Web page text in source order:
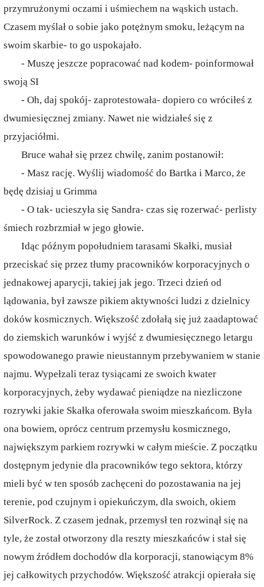
przymrużonymi oczami i uśmiechem na wąskich ustach.
Czasem myślał o sobie jako potężnym smoku, leżącym na
swoim skarbie- to go uspokajało.
- Muszę jeszcze popracować nad kodem- poinformował
swoją SI
- Oh, daj spokój- zaprotestowała- dopiero co wróciłeś z
dwumiesięcznej zmiany. Nawet nie widziałeś się z
przyjaciółmi.
Bruce wahał się przez chwilę, zanim postanowił:
- Masz rację. Wyślij wiadomość do Bartka i Marco, że
będę dzisiaj u Grimma
- O tak- ucieszyła się Sandra- czas się rozerwać- perlisty
śmiech rozbrzmiał w jego głowie.
Idąc późnym popołudniem tarasami Skałki, musiał
przeciskać się przez tłumy pracowników korporacyjnych o
jednakowej aparycji, takiej jak jego. Trzeci dzień od
lądowania, był zawsze pikiem aktywności ludzi z dzielnicy
doków kosmicznych. Większość zdołałą się już zaadaptować
do ziemskich warunków i wyjść z dwumiesięcznego letargu
spowodowanego prawie nieustannym przebywaniem w stanie
najmu. Wypełzali teraz tysiącami ze swoich kwater
korporacyjnych, żeby wydawać pieniądze na niezliczone
rozrywki jakie Skałka oferowała swoim mieszkańcom. Była
ona bowiem, oprócz centrum przemysłu kosmicznego,
największym parkiem rozrywki w całym mieście. Z początku
dostępnym jedynie dla pracowników tego sektora, którzy
mieli być w ten sposób zachęceni do pozostawania na jej
terenie, pod czujnym i opiekuńczym, dla swoich, okiem
SilverRock. Z czasem jednak, przemysł ten rozwinął się na
tyle, że został otworzony dla reszty mieszkańców i stał się
nowym źródłem dochodów dla korporacji, stanowiącym 8%
jej całkowitych przychodów. Większość atrakcji opierała się